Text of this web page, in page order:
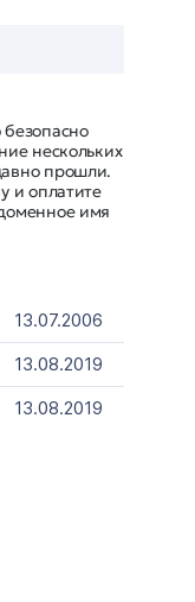
нескольких
прошли.
и оплатите
имя
13.07.2006
13.08.2019
13.08.2019